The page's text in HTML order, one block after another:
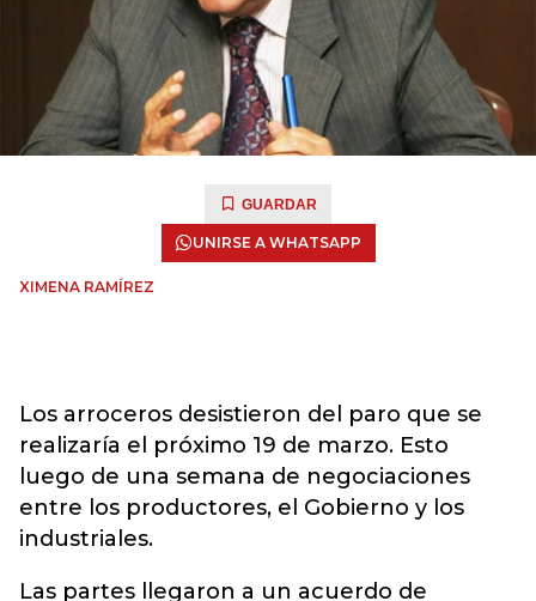
GUARDAR
UNIRSE A WHATSAPP
XIMENA RAMÍREZ
Los arroceros desistieron del paro que se
realizaría el próximo 19 de marzo. Esto
luego de una semana de negociaciones
entre los productores, el Gobierno y los
industriales.
Las partes llegaron a un acuerdo de